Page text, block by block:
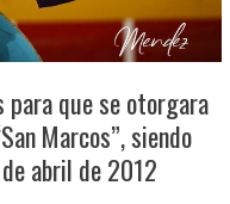
para que se otorgara
Marcos”, siendo
abril de 2012